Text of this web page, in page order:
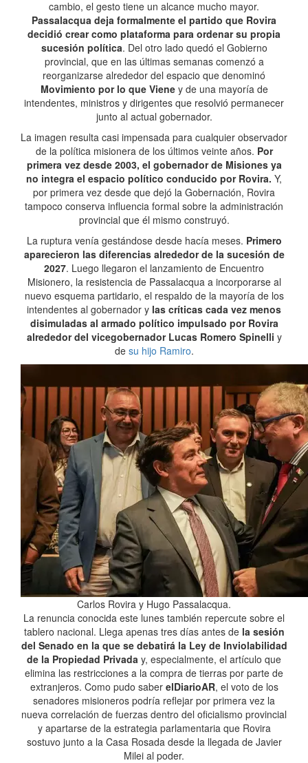
cambio, el gesto tiene un alcance mucho mayor.
Passalacqua deja formalmente el partido que Rovira
decidió crear como plataforma para ordenar su propia
sucesión política. Del otro lado quedó el Gobierno
provincial, que en las últimas semanas comenzó a
reorganizarse alrededor del espacio que denominó
Movimiento por lo que Vieney de una mayoría de
intendentes, ministros y dirigentes que resolvió permanecer
junto al actual gobernador.
La imagen resulta casi impensada para cualquier observador
de la política misionera de los últimos veinte años. Por
primera vez desde 2003, el gobernador de Misiones ya
no integra el espacio político conducido por Rovira. Y,
por primera vez desde que dejó la Gobernación, Rovira
tampoco conserva influencia formal sobre la administración
provincial que él mismo construyó.
La ruptura venía gestándose desde hacía meses. Primero
aparecieron las diferencias alrededor de la sucesión de
2027. Luego llegaron el lanzamiento de Encuentro
Misionero, la resistencia de Passalacqua a incorporarse al
nuevo esquema partidario, el respaldo de la mayoría de los
intendentes al gobernador y las críticas cada vez menos
disimuladas al armado político impulsado por Rovira
alrededor del vicegobernador Lucas Romero Spinelli y
de su hijo Ramiro.
Carlos Rovira y Hugo Passalacqua.
La renuncia conocida este lunes también repercute sobre el
tablero nacional. Llega apenas tres días antes de la sesión
del Senado en la que se debatirá la Ley de Inviolabilidad
de la Propiedad Privada y, especialmente, el artículo que
elimina las restricciones a la compra de tierras por parte de
extranjeros. Como pudo saber elDiarioAR, el voto de los
senadores misioneros podría reflejar por primera vez la
nueva correlación de fuerzas dentro del oficialismo provincial
y apartarse de la estrategia parlamentaria que Rovira
sostuvo junto a la Casa Rosada desde la llegada de Javier
Milei al poder.